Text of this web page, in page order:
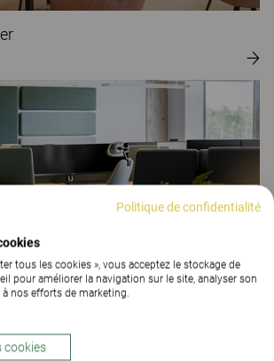
Politique de confidentialité
tous les cookies », vous acceptez le stockage de
pour améliorer la navigation sur le site, analyser son
nos efforts de marketing.
cookies